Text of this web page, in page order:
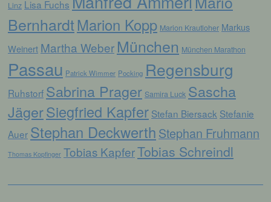
Linz Lisa Fuchs
BernhardtMarion Kopp Marion Krautloher Markus
Weinert Martha Weber München München Marathon
Passau Patrick Wimmer Pocking Regensburg
Ruhstorf Sabrina Prager Samira Luck Sascha
JägerSiegfried Kapfer Stefan Biersack Stefanie
Auer Stephan Deckwerth Stephan Fruhmann
Thomas Kopfinger Tobias KapferTobias Schreindl
Auslesen, das Abfragen, die Verwendung,
Verbreitung oder eine andere Form der
Bereitstellung, den Abgleich oder die
Verknüpfung, die Einschränkung, das
d) Einschränkung der Verarbeitung
Einschränkung der Verarbeitung ist die
Markierung gespeicherter
personenbezogener Daten mit dem Ziel, ihre
künftige Verarbeitung einzuschränken.